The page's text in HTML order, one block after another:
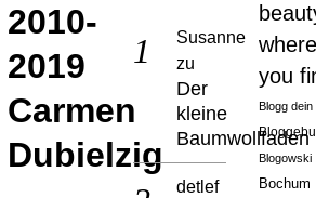
2010-
2019
Carmen
Dubielzig
Susanne
zu
Der
kleine
Baumwollfaden
detlef
where
you
Blogg dein
Blogowski
Bochum